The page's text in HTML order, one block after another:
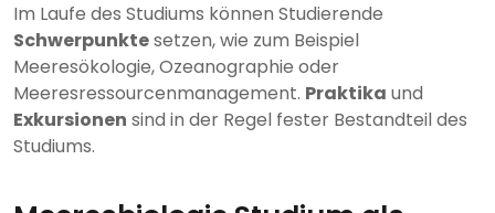
Im Laufe des Studiums können Studierende
Schwerpunktesetzen, wie zum Beispiel
Meeresökologie, Ozeanographie oder
Meeresressourcenmanagement. Praktika und
Exkursionen sind in der Regel fester Bestandteil des
Studiums.